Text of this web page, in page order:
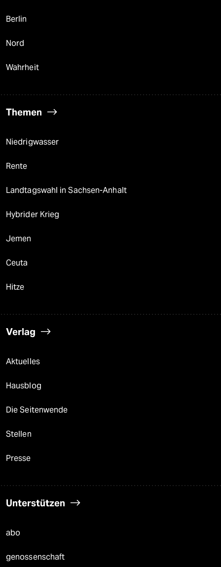
Berlin
Nord
Wahrheit
Themen
Niedrigwasser
Rente
Landtagswahl in Sachsen-Anhalt
Hybrider Krieg
Jemen
Ceuta
Hitze
Verlag
Aktuelles
Hausblog
Die Seitenwende
Stellen
Presse
Unterstützen
abo
genossenschaft